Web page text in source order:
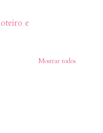
e
Mostrar todos